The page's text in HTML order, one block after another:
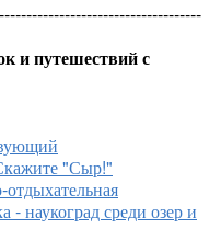
и путешествий с
"Сыр!"
отдыхательная
- наукоград среди озер и